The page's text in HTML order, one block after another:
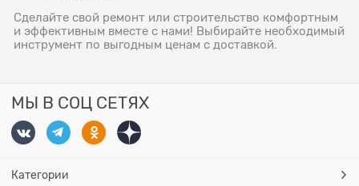
Сделайте свой ремонт или строительство комфортным
и эффективным вместе с нами! Выбирайте необходимый
инструмент по выгодным ценам с доставкой.
МЫ В СОЦ СЕТЯХ
Категории